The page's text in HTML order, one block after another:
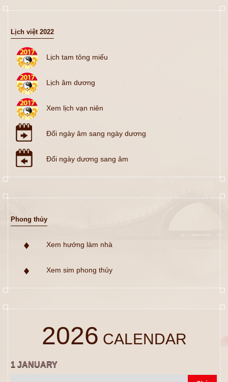
Lịch việt 2022
Lịch tam tông miếu
Lịch âm dương
Xem lịch vạn niên
Đổi ngày âm sang ngày dương
Đổi ngày dương sang âm
Phong thủy
Xem hướng làm nhà
Xem sim phong thủy
2026 CALENDAR
1 JANUARY